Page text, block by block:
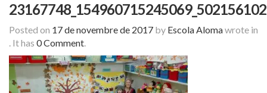
Posted on 17 de novembre de 2017 by Escola Alomawrote in
. It has 0 Comment.